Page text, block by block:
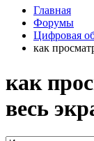
Главная
Форумы
Цифровая
как
как
весь